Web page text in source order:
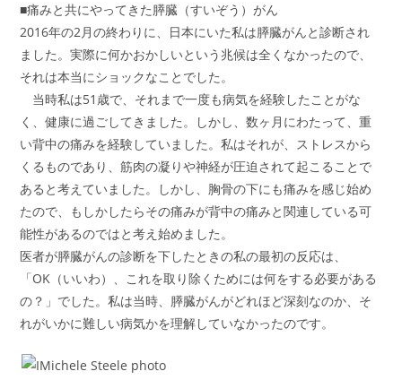
■痛みと共にやってきた膵臓（すいぞう）がん
2016年の2月の終わりに、日本にいた私は膵臓がんと診断され
ました。実際に何かおかしいという兆候は全くなかったので、
それは本当にショックなことでした。
当時私は51歳で、それまで一度も病気を経験したことがな
く、健康に過ごしてきました。しかし、数ヶ月にわたって、重
い背中の痛みを経験していました。私はそれが、ストレスから
くるものであり、筋肉の凝りや神経が圧迫されて起こることで
あると考えていました。しかし、胸骨の下にも痛みを感じ始め
たので、もしかしたらその痛みが背中の痛みと関連している可
能性があるのではと考え始めました。
医者が膵臓がんの診断を下したときの私の最初の反応は、
「OK（いいわ）、これを取り除くためには何をする必要がある
の？」でした。私は当時、膵臓がんがどれほど深刻なのか、そ
れがいかに難しい病気かを理解していなかったのです。